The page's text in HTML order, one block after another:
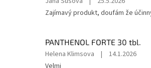
produktu
z
5
hvězdiček.
Zajímavý produkt, doufám že
PANTHENOL FORTE 30 tbl.
Hodnocení
produktu
Helena Klimsova |
14.1.2026